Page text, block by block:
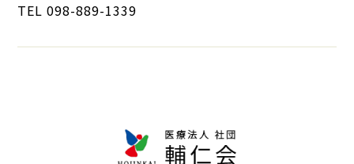
TEL 098-889-1339